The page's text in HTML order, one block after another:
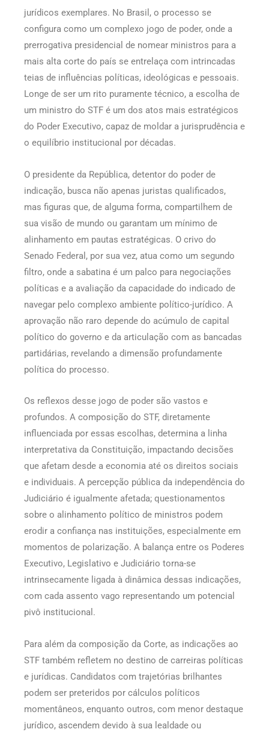
jurídicos exemplares. No Brasil, o processo se
configura como um complexo jogo de poder, onde a
prerrogativa presidencial de nomear ministros para a
mais alta corte do país se entrelaça com intrincadas
teias de influências políticas, ideológicas e pessoais.
Longe de ser um rito puramente técnico, a escolha de
um ministro do STF é um dos atos mais estratégicos
do Poder Executivo, capaz de moldar a jurisprudência e
o equilíbrio institucional por décadas.
O presidente da República, detentor do poder de
indicação, busca não apenas juristas qualificados,
mas figuras que, de alguma forma, compartilhem de
sua visão de mundo ou garantam um mínimo de
alinhamento em pautas estratégicas. O crivo do
Senado Federal, por sua vez, atua como um segundo
filtro, onde a sabatina é um palco para negociações
políticas e a avaliação da capacidade do indicado de
navegar pelo complexo ambiente político-jurídico. A
aprovação não raro depende do acúmulo de capital
político do governo e da articulação com as bancadas
partidárias, revelando a dimensão profundamente
política do processo.
Os reflexos desse jogo de poder são vastos e
profundos. A composição do STF, diretamente
influenciada por essas escolhas, determina a linha
interpretativa da Constituição, impactando decisões
que afetam desde a economia até os direitos sociais
e individuais. A percepção pública da independência do
Judiciário é igualmente afetada; questionamentos
sobre o alinhamento político de ministros podem
erodir a confiança nas instituições, especialmente em
momentos de polarização. A balança entre os Poderes
Executivo, Legislativo e Judiciário torna-se
intrinsecamente ligada à dinâmica dessas indicações,
com cada assento vago representando um potencial
pivô institucional.
Para além da composição da Corte, as indicações ao
STF também refletem no destino de carreiras políticas
e jurídicas. Candidatos com trajetórias brilhantes
podem ser preteridos por cálculos políticos
momentâneos, enquanto outros, com menor destaque
jurídico, ascendem devido à sua lealdade ou